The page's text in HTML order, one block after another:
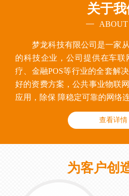
关于
ABOUT
梦龙科技有限公司是一家从
的科技企业，公司提供在车联
疗、金融POS等行业的全套解
好的资费方案，公共事业物联
应用，除保 障稳定可靠的网络
查看详情
为客户创